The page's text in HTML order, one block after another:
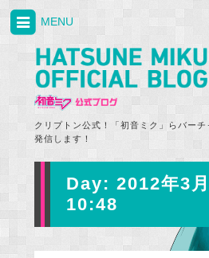
クリプトン公式！「初音ミク」らバー
発信します！
MENU
Day: 2012年3
10:48